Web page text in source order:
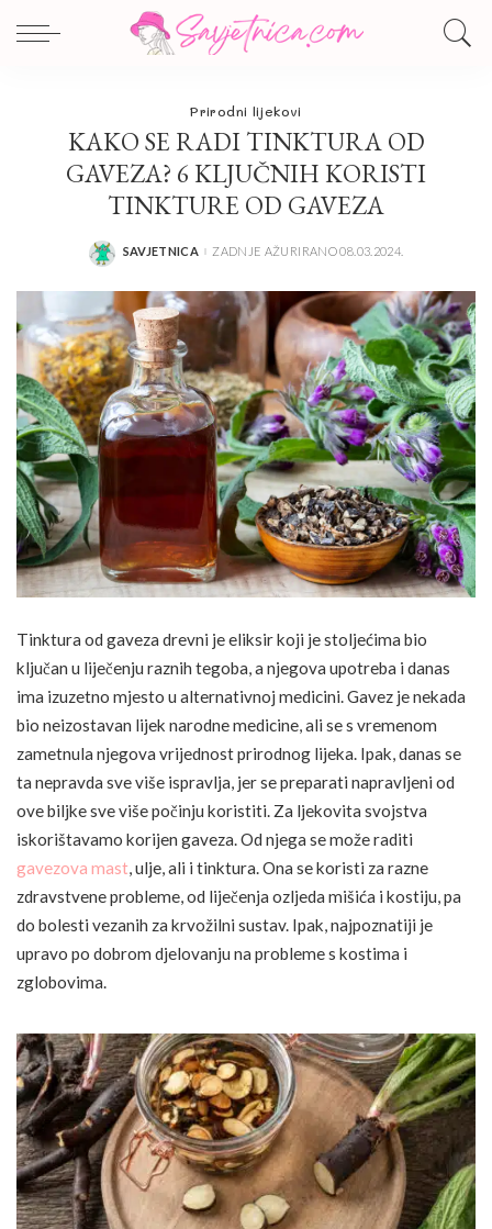
Prirodni lijekovi
KAKO SE RADI TINKTURA OD
GAVEZA? 6 KLJUČNIH KORISTI
TINKTURE OD GAVEZA
POSTED
SAVJETNICA ZADNJE AŽURIRANO 08.03.2024.
Tinktura od gaveza drevni je eliksir koji je stoljećima bio
ključan u liječenju raznih tegoba, a njegova upotreba i danas
ima izuzetno mjesto u alternativnoj medicini. Gavez je nekada
bio neizostavan lijek narodne medicine, ali se s vremenom
zametnula njegova vrijednost prirodnog lijeka. Ipak, danas se
ta nepravda sve više ispravlja, jer se preparati napravljeni od
ove biljke sve više počinju koristiti. Za ljekovita svojstva
iskorištavamo korijen gaveza. Od njega se može raditi
gavezova mast, ulje, ali i tinktura. Ona se koristi za razne
zdravstvene probleme, od liječenja ozljeda mišića i kostiju, pa
do bolesti vezanih za krvožilni sustav. Ipak, najpoznatiji je
upravo po dobrom djelovanju na probleme s kostima i
zglobovima.